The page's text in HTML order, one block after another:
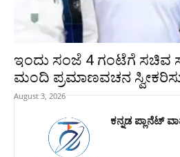
ಇಂದು ಸಂಜೆ 4 ಗಂಟೆಗೆ ಸಚಿವ
ಮಂದಿ ಪ್ರಮಾಣವಚನ
August 3, 2026
ಕನ್ನಡ ಪ್ಲಾನೆಟ್